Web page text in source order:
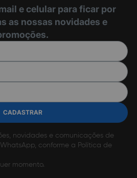
e celular para ficar por
as nossas novidades e
CADASTRAR
novidades e comunicações de
conforme a Política de
momento.